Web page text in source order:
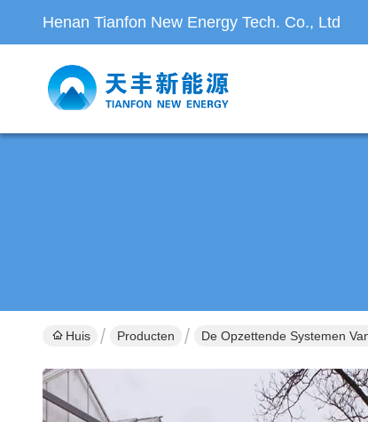
Henan Tianfon New Energy Tech. Co., Ltd
Huis Producten De Opzettende Systemen